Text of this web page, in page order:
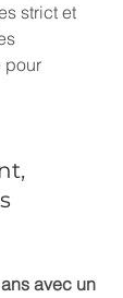
strict et
pour
avec un